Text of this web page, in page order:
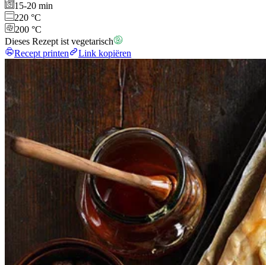
15-20 min
220 °C
200 °C
Dieses Rezept ist vegetarisch
Recept printen
Link kopiëren